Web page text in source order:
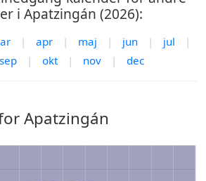
i Apatzingán (2026):
| apr | maj | jun | jul
|
sep | okt | nov | dec
Apatzingán